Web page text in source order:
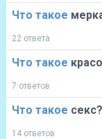
Что такое
22 ответа
Что такое
7 ответов
Что такое секс?
14 ответов